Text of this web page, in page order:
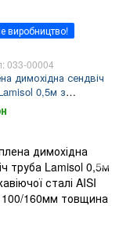
виробництво!
033-00004
димохідна сендвіч
0,5м з
сталі AISI 201 d.
товщина 0,6мм